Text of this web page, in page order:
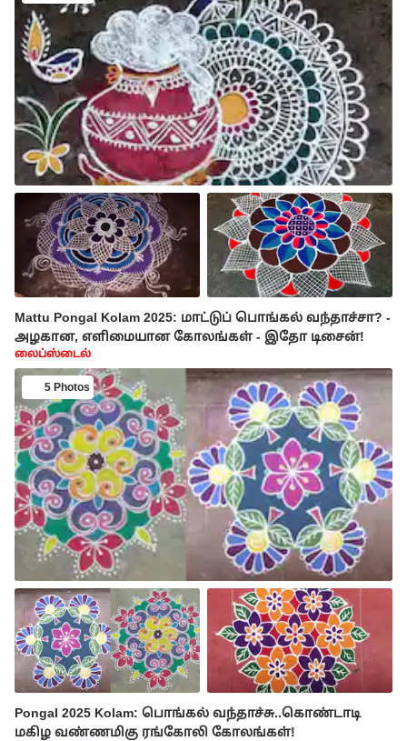
Mattu Pongal Kolam 2025: மாட்டுப் பொங்கல் வந்தாச்சா? -
அழகான, எளிமையான கோலங்கள் - இதோ டிசைன்!
லைப்ஸ்டைல்
5 Photos
Pongal 2025 Kolam: பொங்கல் வந்தாச்சு..கொண்டாடி
மகிழ வண்ணமிகு ரங்கோலி கோலங்கள்!